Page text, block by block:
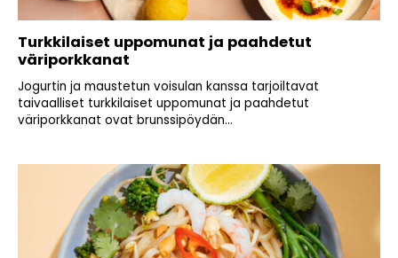
Turkkilaiset uppomunat ja paahdetut
väriporkkanat
Jogurtin ja maustetun voisulan kanssa tarjoiltavat
taivaalliset turkkilaiset uppomunat ja paahdetut
väriporkkanat ovat brunssipöydän...